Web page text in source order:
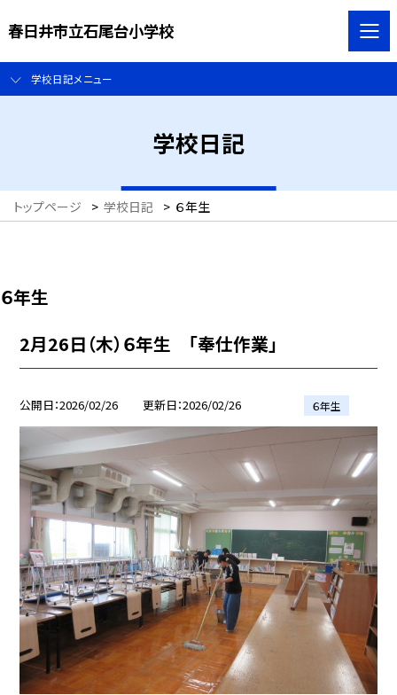
春日井市立石尾台小学校
学校日記メニュー
学校日記
トップページ > 学校日記 > ６年生
６年生
2月26日（木）６年生 「奉仕作業」
公開日 2026/02/26 更新日 2026/02/26 ６年生